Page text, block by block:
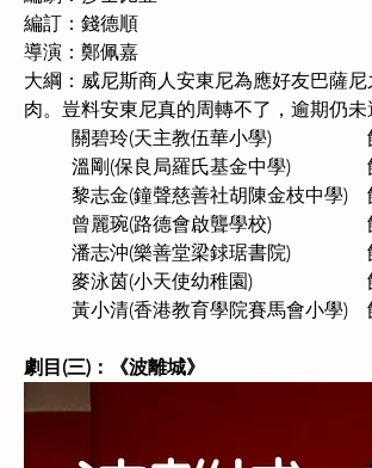
編訂：錢德順
導演：鄭佩嘉
大綱：威尼斯商人安東尼為應好友巴薩
肉。豈料安東尼真的周轉不了，逾期仍
關碧玲(天主教伍華小學)　　　　
溫剛(保良局羅氏基金中學)　　　
黎志金(鐘聲慈善社胡陳金枝中學)
曾麗琬(路德會啟聾學校)　　　　
潘志沖(樂善堂梁銶琚書院)　　　
麥泳茵(小天使幼稚園)　　　　　
黃小清(香港教育學院賽馬會小學)
劇目(三)：《波離城》